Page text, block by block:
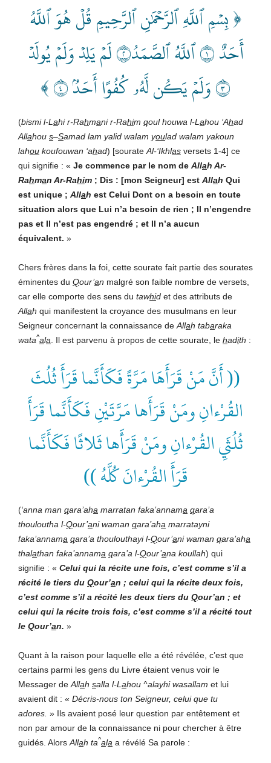
﴿ بِسۡمِ ٱللَّهِ ٱلرَّحۡمَٰنِ ٱلرَّحِيمِ قُلۡ هُوَ ٱللَّهُ
أَحَدٌ ١ ٱللَّهُ ٱلصَّمَدُ٢ لَمۡ يَلِدۡ وَلَمۡ يُولَدۡ
٣ وَلَمۡ يَكُن لَّهُۥ كُفُوًا أَحَدُۢ ٤ ﴾
(bismi l-L ahir-Rahmani r-Rahim qoul houwa l-L ahou ‘Ahad
Allahou s–Samad lam yalid walam youlad walam yakoun
lahou koufouwan ‘ahad) [sourate Al-‘Ikhlas versets 1-4] ce
qui signifie : « Je commence par le nom de Allah Ar-
Rahman Ar-Rahim ; Dis : [mon Seigneur] est Allah Qui
est unique ; Allah est Celui Dont on a besoin en toute
situation alors que Lui n’a besoin de rien ; Il n’engendre
pas et Il n’est pas engendré ; et Il n’a aucun
équivalent. »
Chers frères dans la foi, cette sourate fait partie des sourates
éminentes du Qour’an malgré son faible nombre de versets,
car elle comporte des sens du tawhid et des attributs de
Allah qui manifestent la croyance des musulmans en leur
Seigneur concernant la connaissance de Allah tabaraka
wata^ala . Il est parvenu à propos de cette sourate, le hadith :
(( أَنَّ مَنْ قَرَأَهَا مَرَّةً فَكَأَنَّما قَرَأَ ثُلُثَ
القُرْءانِ ومَنْ قَرَأَها مَرَّتَيْنِ فَكَأَنَّما قَرَأَ
ثُلُثَيِ القُرْءانِ ومَنْ قَرَأَها ثَلاثًا فَكَأَنَّما
قَرَأَ القُرْءانَ كُلَّهُ ))
(‘anna man qara’aha marratan faka’annama qara’a
thouloutha l-Qour’ani waman qara’aha marratayni
faka’annama qara’a thoulouthayi l-Qour’ani waman qara’aha
thalathan faka’annama qara’a l-Qour’ana koullah) qui
signifie : « Celui qui la récite une fois, c’est comme s’il a
récité le tiers du Qour’an ; celui qui la récite deux fois,
c’est comme s’il a récité les deux tiers du Qour’an ; et
celui qui la récite trois fois, c’est comme s’il a récité tout
le Qour’an. »
Quant à la raison pour laquelle elle a été révélée, c’est que
certains parmi les gens du Livre étaient venus voir le
Messager de Allah salla l-L ahou ^alayhi wasallam et lui
avaient dit : « Décris-nous ton Seigneur, celui que tu
adores. » Ils avaient posé leur question par entêtement et
non par amour de la connaissance ni pour chercher à être
guidés. Alors Allah ta^ala a révélé Sa parole :